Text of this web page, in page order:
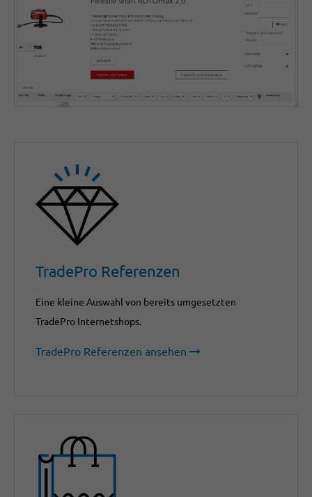
TradePro Referenzen
Eine kleine Auswahl von bereits umgesetzten
TradePro Internetshops.
TradePro Referenzen ansehen